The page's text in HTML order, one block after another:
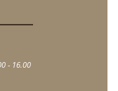
- 16.00